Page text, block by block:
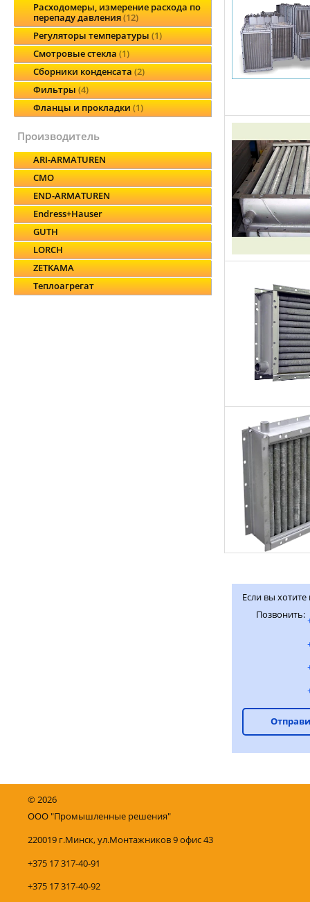
Расходомеры, измерение расхода по
перепаду давления 12
Регуляторы температуры 1
Смотровые стекла 1
Сборники конденсата 2
Фильтры 4
Фланцы и прокладки 1
производитель
ARI-ARMATUREN
CMO
END-ARMATUREN
Endress+Hauser
GUTH
LORCH
ZETKAMA
Теплоагрегат
Если вы
Позвонить:
©2026
ООО "Промышленные решения"
220019 г.Минск, ул.Монтажников 9 офис 43
+375 17 317-40-91
+375 17 317-40-92